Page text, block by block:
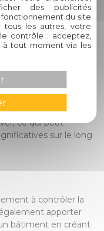
des
d'efficacité
dans la régulation
une partie des
de l'air. Cela
en été et à
ce qui peut
sur le long
à contrôler la
apporter
bâtiment en créant
des publicités
du site
tous les autres, votre
contrôle : acceptez,
à tout moment via les